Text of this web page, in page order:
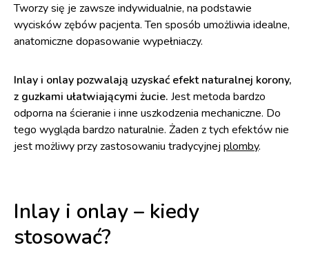
Tworzy się je zawsze indywidualnie, na podstawie
wycisków zębów pacjenta. Ten sposób umożliwia idealne,
anatomiczne dopasowanie wypełniaczy.
Inlay i onlay pozwalają uzyskać efekt naturalnej korony,
z guzkami ułatwiającymi żucie. Jest metoda bardzo
odporna na ścieranie i inne uszkodzenia mechaniczne. Do
tego wygląda bardzo naturalnie. Żaden z tych efektów nie
jest możliwy przy zastosowaniu tradycyjnej plomby.
Inlay i onlay – kiedy
stosować?